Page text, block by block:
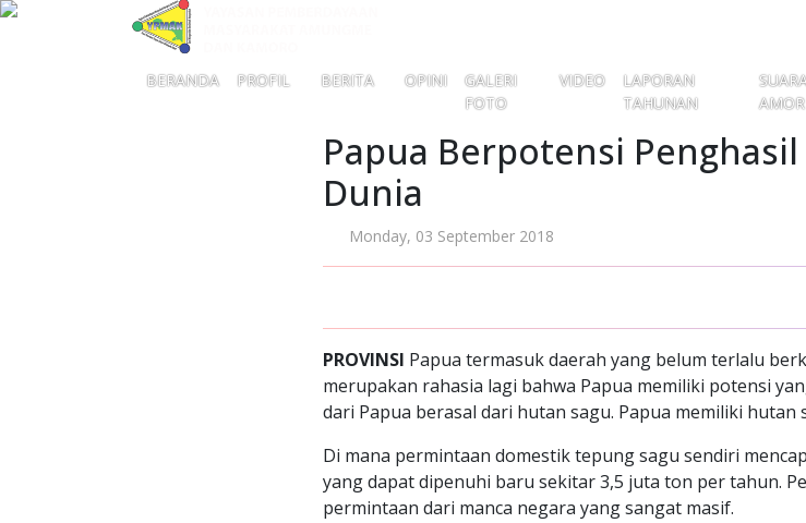
BERANDA PROFIL BERITA OPINI
GALERI
FOTO
VIDEO
LAPORAN
TAHUNAN
AMOR
Papua Berpotensi
Dunia
Monday, 03 September 2018
PROVINSI Papua termasuk daerah yang belum terlalu
merupakan rahasia lagi bahwa Papua memiliki potensi
dari Papua berasal dari hutan sagu. Papua memiliki
Di mana permintaan domestik tepung sagu sendiri
yang dapat dipenuhi baru sekitar 3,5 juta ton per tahun.
permintaan dari manca negara yang sangat masif.